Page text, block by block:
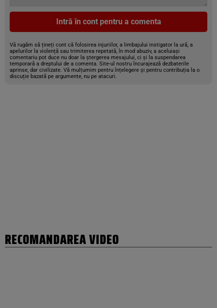
Intră în cont pentru a comenta
Vă rugăm să țineți cont că folosirea injuriilor, a limbajului instigator la ură, a
apelurilor la violență sau trimiterea repetată, în mod abuziv, a aceluiași
comentariu pot duce nu doar la ștergerea mesajului, ci și la suspendarea
temporară a dreptului de a comenta. Site-ul nostru încurajează dezbaterile
aprinse, dar civilizate. Vă mulțumim pentru înțelegere și pentru contribuția la o
discuție bazată pe argumente, nu pe atacuri.
RECOMANDAREA VIDEO